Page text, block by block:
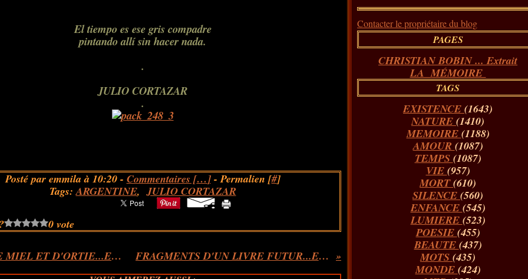
El tiempo es ese gris compadre
pintando allí sin hacer nada.
.
JULIO CORTAZAR
.
Posté par emmila à 10:20 - Commentaires […]- Permalien [#]
Tags:ARGENTINE,JULIO CORTAZAR
0 vote
CIELS DE MIEL ET D'ORTIE...Extrait FRAGMENTS D'UN LIVRE FUTUR...Extrait
Contacter le propriétaire du blog
PAGES
CHRISTIAN BOBIN ... Extrait
LA MÉMOIRE
TAGS
EXISTENCE (1643)
NATURE (1410)
MEMOIRE (1188)
AMOUR (1087)
TEMPS (1087)
VIE (957)
MORT(610)
SILENCE (560)
ENFANCE (545)
LUMIERE (523)
POESIE (455)
BEAUTE (437)
MOTS (435)
MONDE (424)